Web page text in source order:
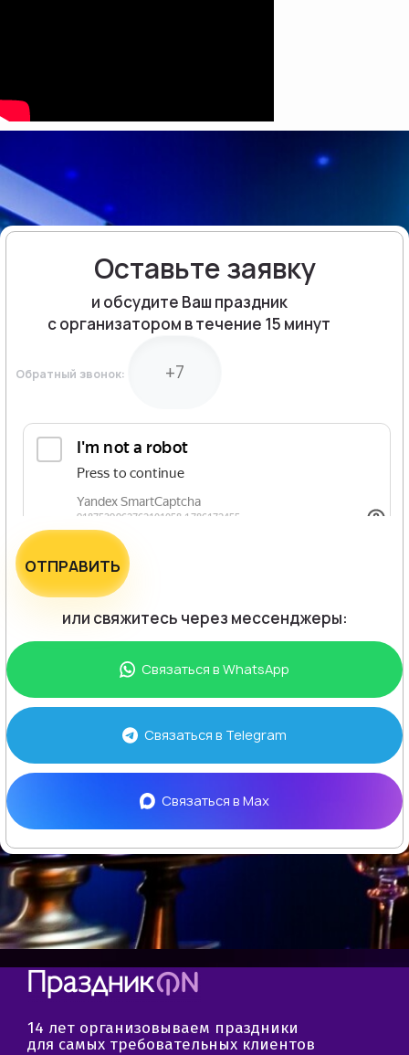
Оставьте заявку
и обсудите Ваш праздник
с организатором в течение 15 минут
Обратный звонок:
ОТПРАВИТЬ
или свяжитесь через мессенджеры:
Связаться вWhatsApp
Связаться в Telegram
Связаться вMax
14 лет организовываем праздники
для самых требовательных клиентов